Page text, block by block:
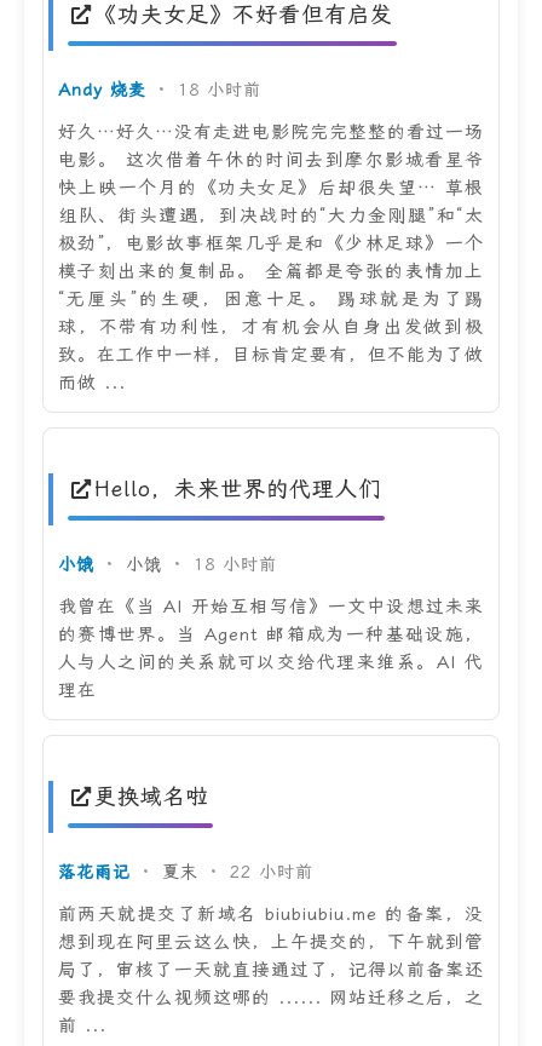
《功夫女足》不好看但有启发
Andy 烧麦 · 18 小时前
好久…好久…没有走进电影院完完整整的看过一场
电影。 这次借着午休的时间去到摩尔影城看星爷
快上映一个月的《功夫女足》后却很失望… 草根
组队、街头遭遇，到决战时的“大力金刚腿”和“太
极劲”，电影故事框架几乎是和《少林足球》一个
模子刻出来的复制品。 全篇都是夸张的表情加上
“无厘头”的生硬，困意十足。 踢球就是为了踢
球，不带有功利性，才有机会从自身出发做到极
致。在工作中一样，目标肯定要有，但不能为了做
而做 ...
Hello，未来世界的代理人们
小饿 · 小饿 · 18 小时前
我曾在《当 AI 开始互相写信》一文中设想过未来
的赛博世界。当 Agent 邮箱成为一种基础设施，
人与人之间的关系就可以交给代理来维系。AI 代
理在
更换域名啦
落花雨记 · 夏末 · 22 小时前
前两天就提交了新域名 biubiubiu.me 的备案，没
想到现在阿里云这么快，上午提交的，下午就到管
局了，审核了一天就直接通过了，记得以前备案还
要我提交什么视频这哪的 ...... 网站迁移之后，之
前 ...